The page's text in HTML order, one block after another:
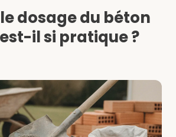
dosage du béton
il si pratique ?